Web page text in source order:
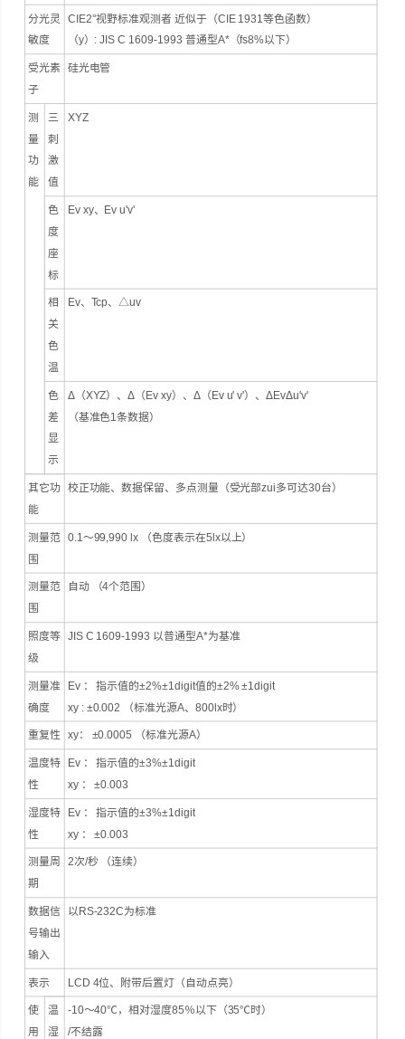
分光灵
敏度
CIE2°视野标准观测者 近似于（CIE 1931等色函数）
（y）: JIS C 1609-1993 普通型A*（fs8%以下）
受光素
子
硅光电管
测
量
功
能
三
刺
激
值
XYZ
色
度
座
标
Ev xy、Ev u'v'
相
关
色
温
Ev、Tcp、△uv
色
差
显
示
Δ（XYZ）、Δ（Ev xy）、Δ（Ev u' v'）、ΔEvΔu'v'
（基准色1条数据）
其它功
能
校正功能、数据保留、多点测量（受光部zui多可达30台）
测量范
围
0.1～99,990 lx （色度表示在5lx以上）
测量范
围
自动 （4个范围）
照度等
级
JIS C 1609-1993 以普通型A*为基准
测量准
确度
Ev ： 指示值的±2%±1digit值的±2% ±1digit
xy : ±0.002 （标准光源A、800lx时）
重复性 xy： ±0.0005 （标准光源A）
温度特
性
Ev ： 指示值的±3%±1digit
xy ： ±0.003
湿度特
性
Ev ： 指示值的±3%±1digit
xy ： ±0.003
测量周
期
2次/秒 （连续）
数据信
号输出
输入
以RS-232C为标准
表示 LCD 4位、附带后置灯（自动点亮）
使
用
温
湿
-10～40℃，相对湿度85％以下（35℃时）
/不结露